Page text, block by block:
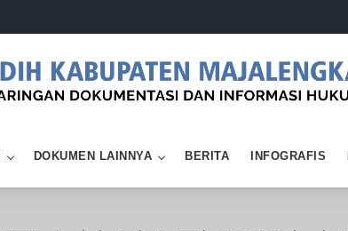
DOKUMEN LAINNYA BERITA INFOGRAFIS